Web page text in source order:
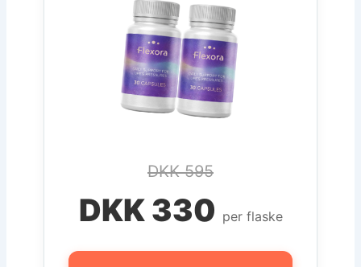
DKK 595
DKK 330 per flaske